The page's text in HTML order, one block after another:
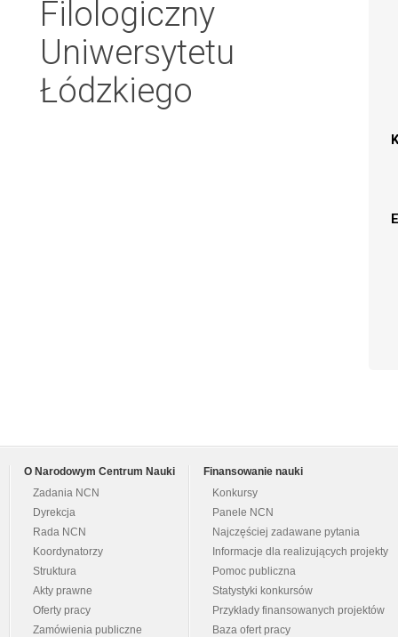
Filologiczny
Uniwersytetu
Łódzkiego
O Narodowym Centrum Nauki
Zadania NCN
Dyrekcja
Rada NCN
Koordynatorzy
Struktura
Akty prawne
Oferty pracy
Zamówienia publiczne
Finansowanie nauki
Konkursy
Panele NCN
Najczęściej zadawane pytania
Informacje dla realizujących projekty
Pomoc publiczna
Statystyki konkursów
Przykłady finansowanych projektów
Baza ofert pracy